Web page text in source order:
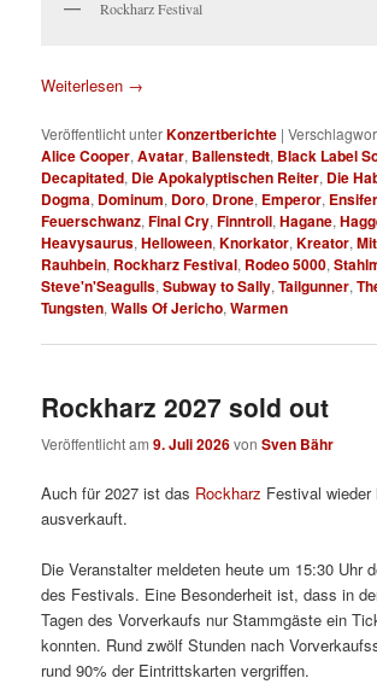
Rockharz Festival
Weiterlesen →
Veröffentlicht unterKonzertberichte |
Alice Cooper,Avatar, Ballenstedt, Black Label
Decapitated, Die Apokalyptischen Reiter, Die
Dogma, Dominum, Doro, Drone, Emperor,
Feuerschwanz,Final Cry,Finntroll,Hagane,
Heavysaurus,Helloween,Knorkator,Kreator,
Rauhbein, Rockharz Festival, Rodeo 5000,
Steve'n'Seagulls,Subway to Sally,Tailgunner,
Tungsten,Walls Of Jericho,Warmen
Rockharz 2027 sold out
Veröffentlicht am9. Juli 2026vonSven Bähr
Auch für 2027 ist das Rockharz Festival
ausverkauft.
Die Veranstalter meldeten heute um 15:30 Uhr
des Festivals. Eine Besonderheit ist, dass in
Tagen des Vorverkaufs nur Stammgäste ein
konnten. Rund zwölf Stunden nach
rund 90% der Eintrittskarten vergriffen.